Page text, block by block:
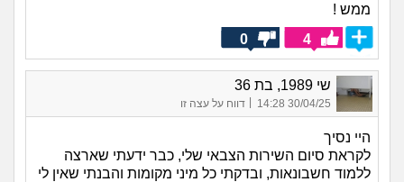
ממש !
4
0
שי 1989, בת 36
30/04/25 14:28 דווח על עצה זו
היי נסיך
לקראת סיום השירות הצבאי שלי, כבר ידעתי שארצה
ללמוד חשבונאות, ובדקתי כל מיני מקומות והבנתי שאין לי